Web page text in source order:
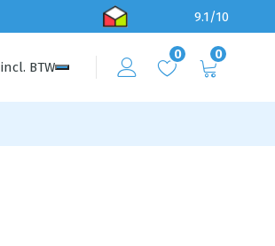
9.1/10
incl. BTW
0 0